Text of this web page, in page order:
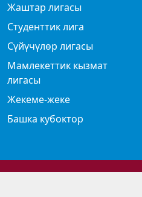
Жаштар лигасы
Студенттик лига
Сүйүчүлөр лигасы
Мамлекеттик кызмат
лигасы
Жекеме-жеке
Башка кубоктор